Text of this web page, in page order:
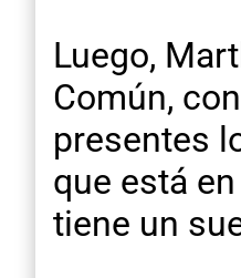
Luego,
Común,
presentes
que está
tiene un